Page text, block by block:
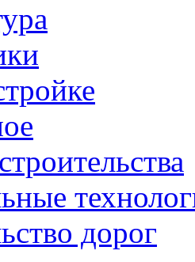
дорог